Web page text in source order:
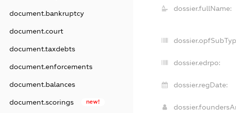
document.bankruptcy
document.court
document.taxdebts
document.enforcements
document.balances
document.scorings new!
dossier.fullName:
dossier.edrpo:
dossier.regDate: